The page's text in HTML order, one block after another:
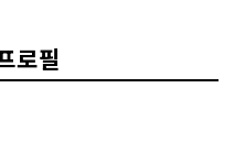
로필